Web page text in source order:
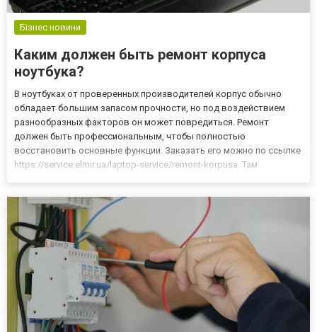
Бізнес новини
Каким должен быть ремонт корпуса
ноутбука?
В ноутбуках от проверенных производителей корпус обычно
обладает большим запасом прочности, но под воздействием
разнообразных факторов он может повредиться. Ремонт
должен быть профессиональным, чтобы полностью
восстановить основные функции. Заказать его можно по ссылке
https://service.elmir.ua/laptop-service/remont-korpusa. Там
Повредиться он может в...